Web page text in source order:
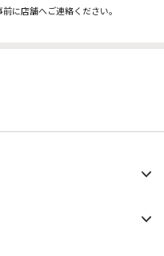
に店舗へご連絡ください。